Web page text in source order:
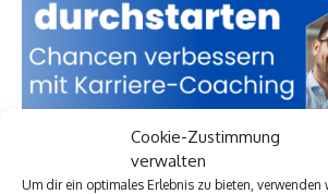
Cookie-Zustimmung
verwalten
Um dir ein optimales Erlebnis zu bieten, verwenden